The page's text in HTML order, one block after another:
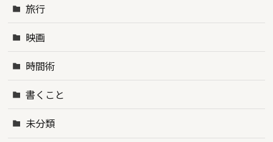
旅行
映画
時間術
書くこと
未分類